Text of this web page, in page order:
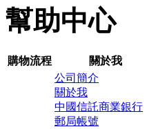
幫助中心
購物流程 關於我
公司簡介
關於我
中國信託商業銀行
郵局帳號